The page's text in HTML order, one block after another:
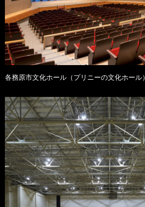
各務原市文化ホール（プリニーの文化ホール）